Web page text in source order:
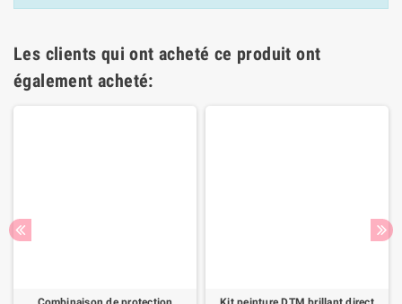
Les clients qui ont acheté ce produit ont
également acheté: